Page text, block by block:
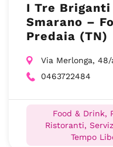
I Tre
Smarano –
Predaia (TN)
Via Merlonga, 48/
0463722484
Food & Drink,
Ristoranti,
Tempo